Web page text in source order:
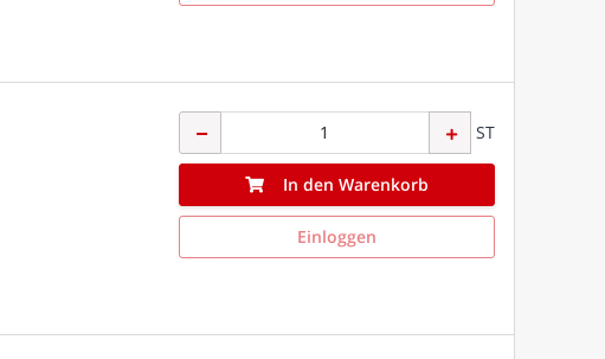
ST
In den Warenkorb
Einloggen